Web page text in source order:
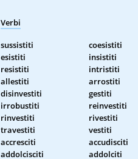
Verbi
sussistiti coesistiti
esistiti
insistiti
resistiti
intristiti
allestiti
arrostiti
disinvestiti
gestiti
irrobustiti
reinvestiti
rinvestiti
rivestiti
travestiti
vestiti
accresciti
accudisciti
addolcisciti
addolciti